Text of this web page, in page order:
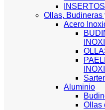
Ollas, Budineras
Acero
Aluminio
Ollas